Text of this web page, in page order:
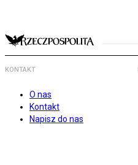
KONTAKT
O nas
Kontakt
Napisz do nas